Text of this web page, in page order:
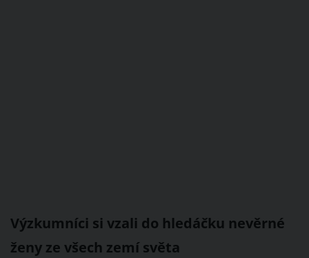
Výzkumníci si vzali do hledáčku nevěrné
ženy ze všech zemí světa